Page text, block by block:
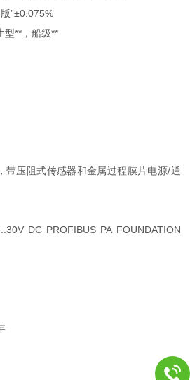
”±0.075%
型**，船级**
带压阻式传感器和金属过程膜片电源/通
DC PROFIBUS PA FOUNDATION